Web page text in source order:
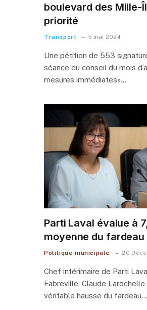
boulevard des Mille-
priorité
Transport 5 mai 2024
Une pétition de 553
séance du conseil du mois
mesures immédiates»…
Parti Laval évalue à
moyenne du
Politique municipale 20
Chef intérimaire de Parti
Fabreville, Claude
véritable hausse du fardeau…